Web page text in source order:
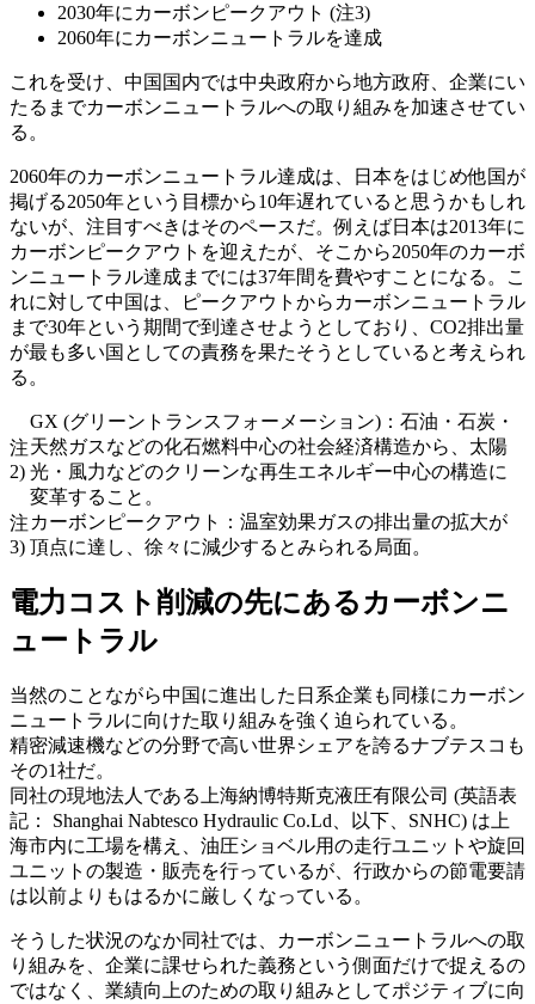
2030年にカーボンピークアウト (注3)
2060年にカーボンニュートラルを達成
これを受け、中国国内では中央政府から地方政府、企業にい
たるまでカーボンニュートラルへの取り組みを加速させてい
る。
2060年のカーボンニュートラル達成は、日本をはじめ他国が
掲げる2050年という目標から10年遅れていると思うかもしれ
ないが、注目すべきはそのペースだ。例えば日本は2013年に
カーボンピークアウトを迎えたが、そこから2050年のカーボ
ンニュートラル達成までには37年間を費やすことになる。こ
れに対して中国は、ピークアウトからカーボンニュートラル
まで30年という期間で到達させようとしており、CO2排出量
が最も多い国としての責務を果たそうとしていると考えられ
る。
注
2)
GX (グリーントランスフォーメーション)：石油・石炭・
天然ガスなどの化石燃料中心の社会経済構造から、太陽
光・風力などのクリーンな再生エネルギー中心の構造に
変革すること。
注
3)
カーボンピークアウト：温室効果ガスの排出量の拡大が
頂点に達し、徐々に減少するとみられる局面。
電力コスト削減の先にあるカーボンニ
ュートラル
当然のことながら中国に進出した日系企業も同様にカーボン
ニュートラルに向けた取り組みを強く迫られている。
精密減速機などの分野で高い世界シェアを誇るナブテスコも
その1社だ。
同社の現地法人である上海納博特斯克液圧有限公司 (英語表
記： Shanghai Nabtesco Hydraulic Co.Ld、以下、SNHC) は上
海市内に工場を構え、油圧ショベル用の走行ユニットや旋回
ユニットの製造・販売を行っているが、行政からの節電要請
は以前よりもはるかに厳しくなっている。
そうした状況のなか同社では、カーボンニュートラルへの取
り組みを、企業に課せられた義務という側面だけで捉えるの
ではなく、業績向上のための取り組みとしてポジティブに向